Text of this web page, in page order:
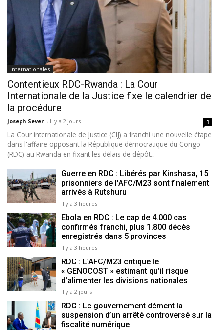
Internationales
Contentieux RDC-Rwanda : La Cour
Internationale de la Justice fixe le calendrier de
la procédure
Joseph Seven - Il y a 2 jours 1
La Cour internationale de Justice (CIJ) a franchi une nouvelle étape
dans l'affaire opposant la République démocratique du Congo
(RDC) au Rwanda en fixant les délais de dépôt...
Guerre en RDC : Libérés par Kinshasa, 15
prisonniers de l'AFC/M23 sont finalement
arrivés à Rutshuru
Il y a 3 heures
Ebola en RDC : Le cap de 4.000 cas
confirmés franchi, plus 1.800 décès
enregistrés dans 5 provinces
Il y a 3 heures
RDC : L’AFC/M23 critique le
« GENOCOST » estimant qu’il risque
d'alimenter les divisions nationales
Il y a 2 jours
RDC : Le gouvernement dément la
suspension d’un arrêté controversé sur la
fiscalité numérique